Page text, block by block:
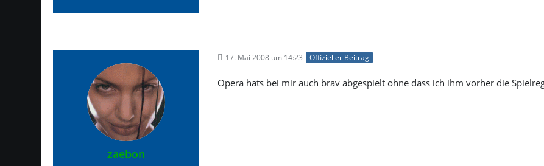
zaebon
17. Mai 2008 um 14:23 Offizieller Beitrag
Opera hats bei mir auch brav abgespielt ohne dass ich ihm vorher die